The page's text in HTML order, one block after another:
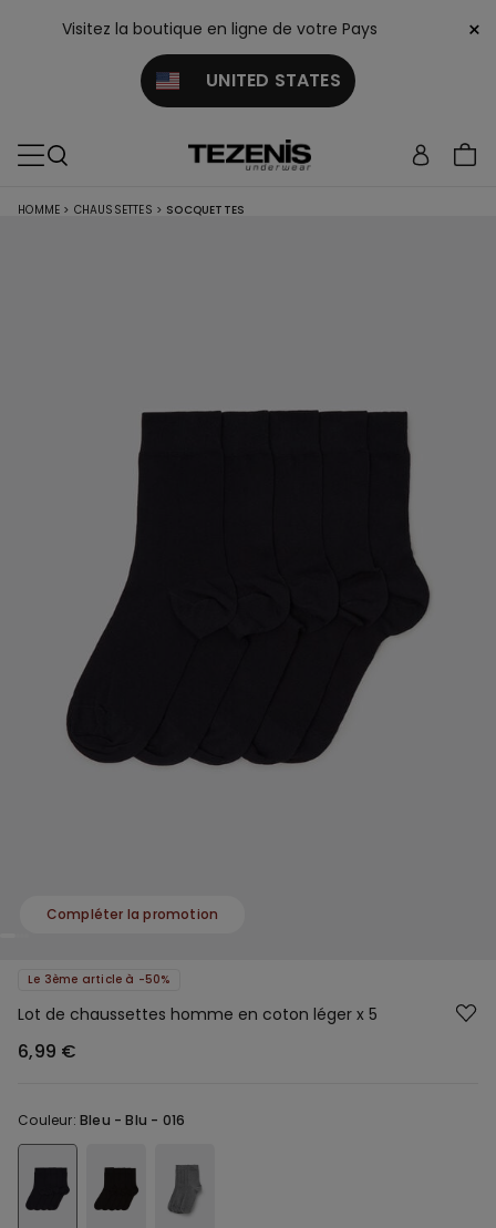
Visitez la boutique en ligne de votre Pays
UNITED STATES
×
HOMME > CHAUSSETTES > SOCQUETTES
Compléter la promotion
Le 3ème article à -50%
Lot de chaussettes homme en coton léger x 5
6,99 €
Couleur:Bleu -Blu - 016